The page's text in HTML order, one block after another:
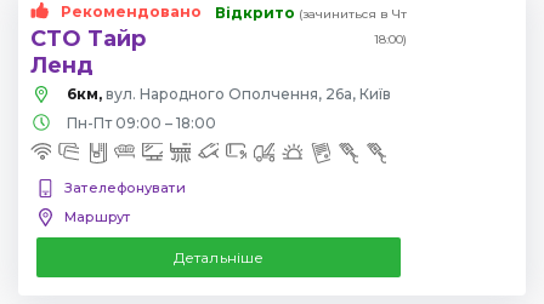
Рекомендовано
СТО Тайр
Ленд
Відкрито (зачиниться в Чт
18:00)
6км, вул. Народного Ополчення, 26а, Київ
Пн-Пт 09:00 – 18:00
Зателефонувати
Маршрут
Детальніше